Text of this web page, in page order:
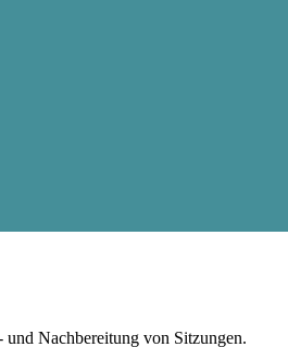
Nachbereitung von Sitzungen.